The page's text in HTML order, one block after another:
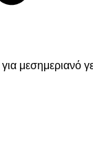
μεσημεριανό